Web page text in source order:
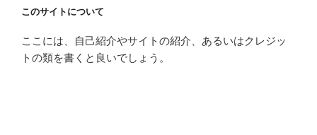
このサイトについて
ここには、自己紹介やサイトの紹介、あるいはクレジッ
トの類を書くと良いでしょう。